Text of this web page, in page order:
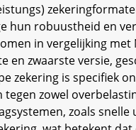
hun robuustheid en
in vergelijking
en zwaarste versie,
zekering is specifiek
zowel
zoals